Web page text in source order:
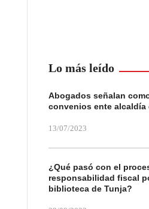
Lo más leído
Abogados señalan
convenios ente alcaldía
13/07/2023
¿Qué pasó con el
responsabilidad fiscal
biblioteca de Tunja?